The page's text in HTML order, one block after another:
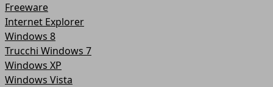
Freeware
Internet Explorer
Windows 8
Trucchi Windows 7
Windows XP
Windows Vista